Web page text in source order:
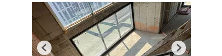
Previous Next